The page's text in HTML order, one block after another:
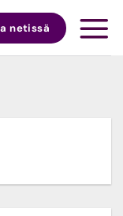
netissä